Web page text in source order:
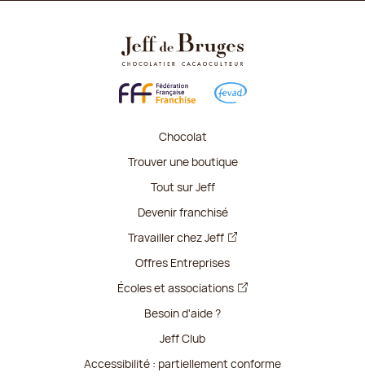
Chocolat
Trouver une boutique
Tout sur Jeff
Devenir franchisé
Travailler chez Jeff
Offres Entreprises
Écoles et associations
Besoin d'aide ?
Jeff Club
Accessibilité : partiellement conforme